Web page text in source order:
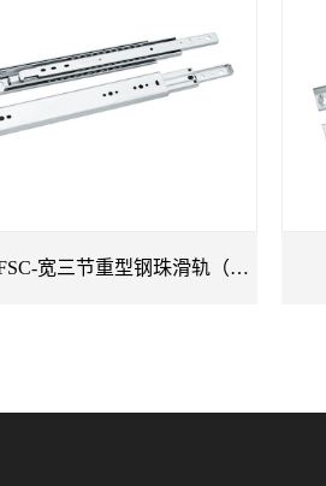
宽三节重型钢珠滑轨（自